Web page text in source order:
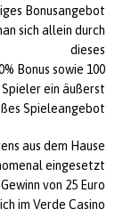
Bonusangebot
sich allein durch
dieses
Bonus sowie 100
ein äußerst
Spieleangebot.
aus dem Hause
eingesetzt
von 25 Euro
im Verde Casino